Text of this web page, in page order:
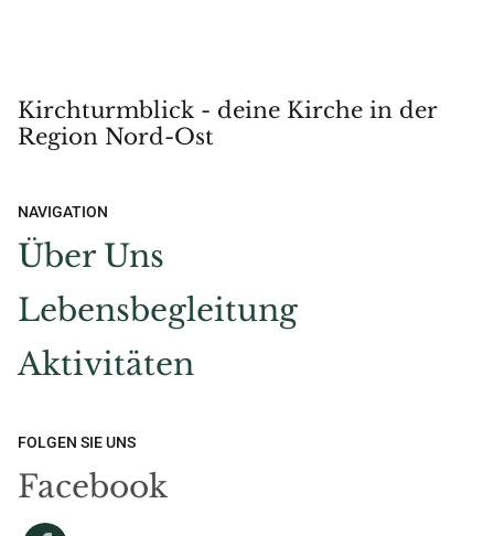
Kirchturmblick - deine Kirche in der
Region Nord-Ost
NAVIGATION
Über Uns
Lebensbegleitung
Aktivitäten
FOLGEN SIE UNS
Facebook